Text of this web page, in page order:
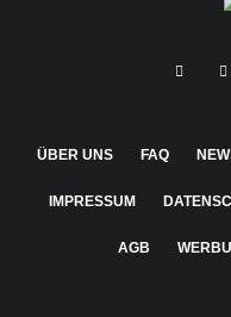
ÜBER UNS FAQ
IMPRESSUM
AGB